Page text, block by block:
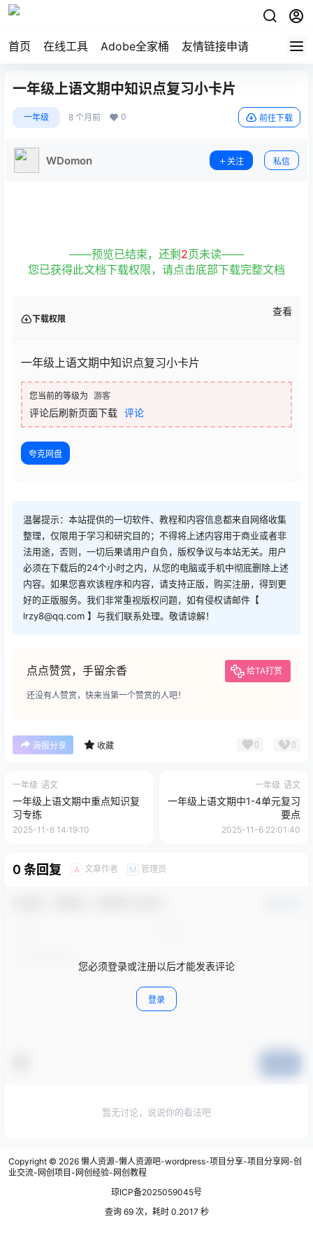
首页 在线工具 Adobe全家桶 友情链接申请
一年级上语文期中知识点复习小卡片
一年级 8 个月前 0 前往下载
WDomon 关注 私信
——预览已结束，还剩 2页未读——
您已获得此文档下载权限，请点击底部下载完整文档
下载权限
查看
一年级上语文期中知识点复习小卡片
您当前的等级为 游客
评论后刷新页面下载 评论
夸克网盘
温馨提示：本站提供的一切软件、教程和内容信息都来自网络收集
整理，仅限用于学习和研究目的；不得将上述内容用于商业或者非
法用途，否则，一切后果请用户自负，版权争议与本站无关。用户
必须在下载后的24个小时之内，从您的电脑或手机中彻底删除上述
内容。如果您喜欢该程序和内容，请支持正版，购买注册，得到更
好的正版服务。我们非常重视版权问题，如有侵权请邮件【
lrzy8@qq.com 】与我们联系处理。敬请谅解！
点点赞赏，手留余香 给TA打赏
还没有人赞赏，快来当第一个赞赏的人吧！
海报分享 收藏 0 0
一年级 语文
一年级上语文期中重点知识复
习专练
2025-11-6 14:19:10
一年级 语文
一年级上语文期中1-4单元复习
要点
2025-11-6 22:01:40
0 条回复 A 文章作者 M 管理员
您必须登录或注册以后才能发表评论
登录
暂无讨论，说说你的看法吧
Copyright © 2026 懒人资源-懒人资源吧-wordpress-项目分享-项目分享网-创
业交流-网创项目-网创经验-网创教程
琼ICP备2025059045号
查询 69 次，耗时 0.2017 秒